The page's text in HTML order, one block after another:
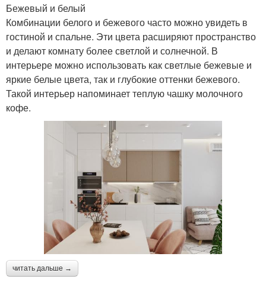
Бежевый и белый
Комбинации белого и бежевого часто можно увидеть в
гостиной и спальне. Эти цвета расширяют пространство
и делают комнату более светлой и солнечной. В
интерьере можно использовать как светлые бежевые и
яркие белые цвета, так и глубокие оттенки бежевого.
Такой интерьер напоминает теплую чашку молочного
кофе.
читать дальше →